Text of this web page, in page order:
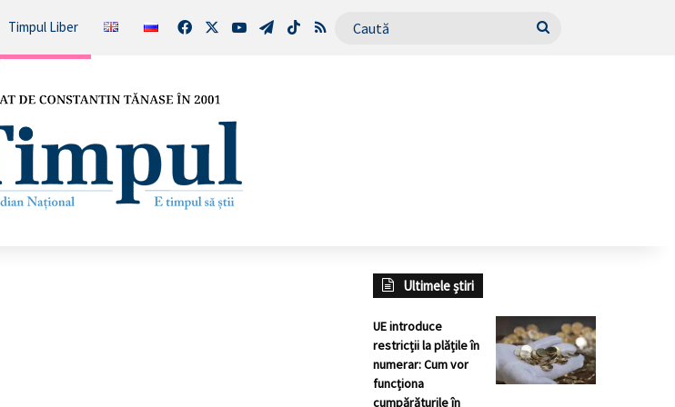
Timpul Liber FacebookYouTubeTelegram
TikTokRSS Caută
Ultimele știri
UE introduce
restricții la plățile în
numerar: Cum vor
funcționa
cumpărăturile în